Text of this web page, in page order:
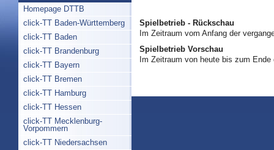
Homepage DTTB
click-TT Baden-Württemberg
click-TT Baden
click-TT Brandenburg
click-TT Bayern
click-TT Bremen
click-TT Hamburg
click-TT Hessen
click-TT Mecklenburg-
Vorpommern
click-TT Niedersachsen
Spielbetrieb - Rückschau
Im Zeitraum vom Anfang der
Spielbetrieb Vorschau
Im Zeitraum von heute bis zum